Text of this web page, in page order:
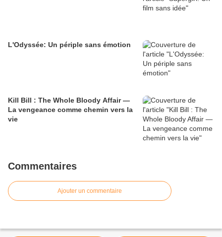
L'Odyssée: Un périple sans émotion
Kill Bill : The Whole Bloody Affair —
La vengeance comme chemin vers la
vie
Commentaires
Ajouter un commentaire